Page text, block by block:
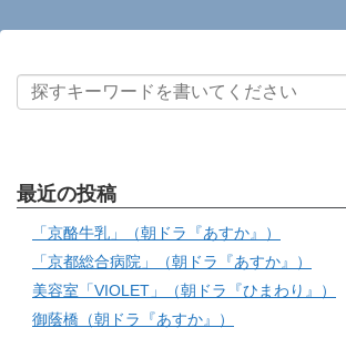
最近の投稿
「京酪牛乳」（朝ドラ『あすか』）
「京都総合病院」（朝ドラ『あすか』）
美容室「VIOLET」（朝ドラ『ひまわり』）
御蔭橋（朝ドラ『あすか』）